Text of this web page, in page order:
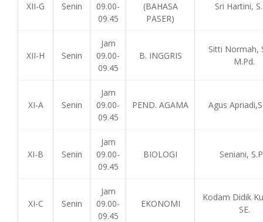
XII-G Senin
09.00-
09.45
(BAHASA
PASER)
Sri Hartini,
XII-H Senin
Jam
09.00-
09.45
B. INGGRIS
Sitti Normah,
M.Pd.
XI-A Senin
Jam
09.00-
09.45
PEND. AGAMA Agus
XI-B Senin
Jam
09.00-
09.45
BIOLOGI Seniani,
XI-C Senin
Jam
09.00-
09.45
EKONOMI
Kodam Didik
SE.